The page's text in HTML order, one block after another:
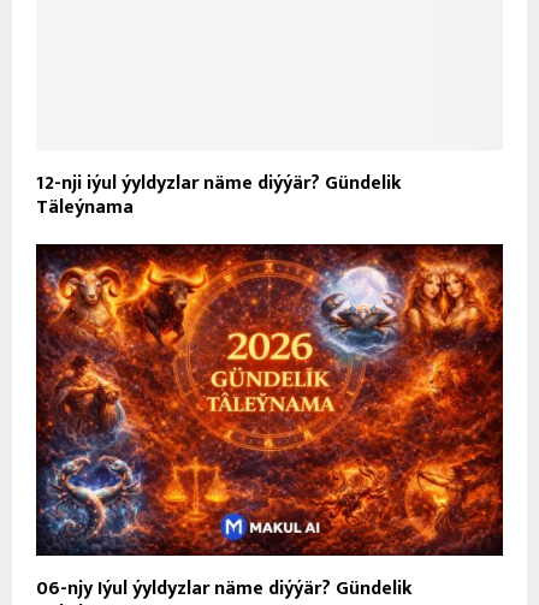
12-nji iýul ýyldyzlar näme diýýär? Gündelik
Täleýnama
06-njy Iýul ýyldyzlar näme diýýär? Gündelik